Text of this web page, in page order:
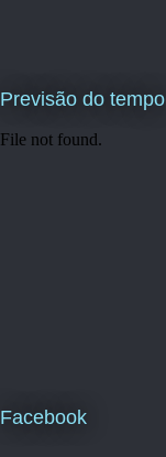
Previsão do tempo
Facebook